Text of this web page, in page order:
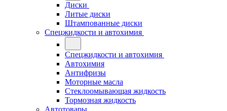
Диски
Литые диски
Штампованные диски
Спецжидкости и автохимия
Спецжидкости и автохимия
Автохимия
Антифризы
Моторные масла
Стеклоомывающая жидкость
Тормозная жидкость
Автотовары